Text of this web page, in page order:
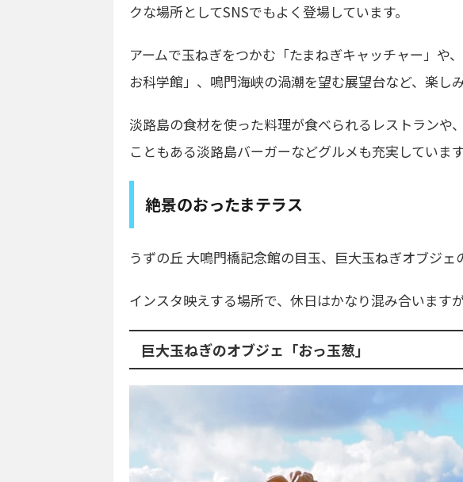
クな場所としてSNSでもよく登場しています。
アームで玉ねぎをつかむ「たまねぎキャッチャー」や
お科学館」、鳴門海峡の渦潮を望む展望台など、楽し
淡路島の食材を使った料理が食べられるレストランや
こともある淡路島バーガーなどグルメも充実しています
絶景のおったまテラス
うずの丘 大鳴門橋記念館の目玉、巨大玉ねぎオブジェ
インスタ映えする場所で、休日はかなり混み合います
巨大玉ねぎのオブジェ「おっ玉葱」